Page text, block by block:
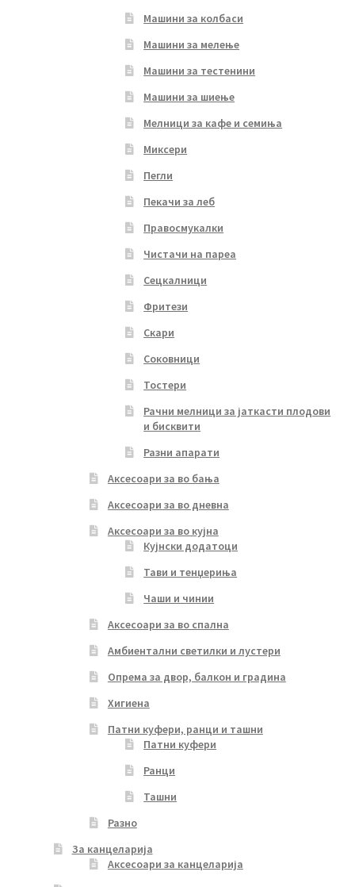
Машини за колбаси
Машини за мелење
Машини за тестенини
Машини за шиење
Мелници за кафе и семиња
Миксери
Пегли
Пекачи за леб
Правосмукалки
Чистачи на пареа
Сецкалници
Фритези
Скари
Соковници
Тостери
Рачни мелници за јаткасти плодови
и бисквити
Разни апарати
Аксесоари за во бања
Аксесоари за во дневна
Аксесоари за во кујна
Кујнски додатоци
Тави и тенџериња
Чаши и чинии
Аксесоари за во спална
Амбиентални светилки и лустери
Опрема за двор, балкон и градина
Хигиена
Патни куфери, ранци и ташни
Патни куфери
Ранци
Ташни
Разно
За канцеларија
Аксесоари за канцеларија